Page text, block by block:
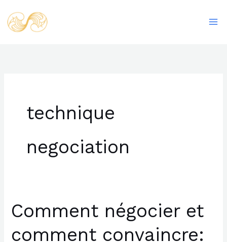
au
contenu
technique
negociation
Comment négocier et
comment convaincre:
Comment
négocier
et